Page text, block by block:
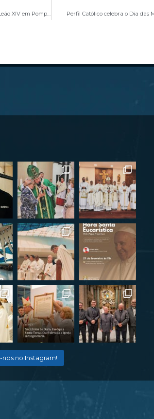
Santa Missa em Ação de Graças marcou um ano de Pontificado do Papa Leão XIV em Pompeia Perfil Católico celebra o Dia das
nos no Instagram!